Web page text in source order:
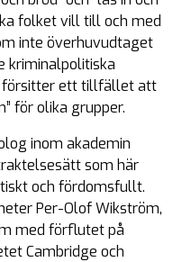
folket vill till och med
inte överhuvudtaget
kriminalpolitiska
försitter ett tillfället att
för olika grupper.
inom akademin
som här
och fördomsfullt.
Per-Olof Wikström,
med förflutet på
Cambridge och